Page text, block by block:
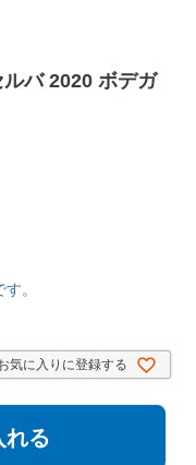
バ 2020 ボデガ
。
気に入りに登録する
れる